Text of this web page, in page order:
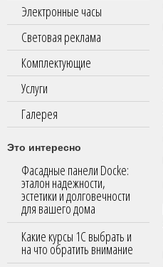
Электронные часы
Световая реклама
Комплектующие
Услуги
Галерея
Это интересно
Фасадные панели Docke:
эталон надежности,
эстетики и долговечности
для вашего дома
Какие курсы 1С выбрать и
на что обратить внимание